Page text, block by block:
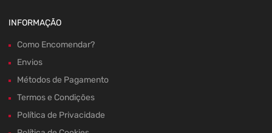
INFORMAÇÃO
Como Encomendar?
Envios
Métodos de Pagamento
Termos e Condições
Política de Privacidade